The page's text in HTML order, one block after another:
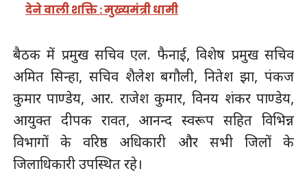
देने वाली शक्ति : मुख्यमंत्री धामी
बैठक में प्रमुख सचिव एल. फैनाई, विशेष प्रमुख सचिव
अमित सिन्हा, सचिव शैलेश बगौली, नितेश झा, पंकज
कुमार पाण्डेय, आर. राजेश कुमार, विनय शंकर पाण्डेय,
आयुक्त दीपक रावत, आनन्द स्वरूप सहित विभिन्न
विभागों के वरिष्ठ अधिकारी और सभी जिलों के
जिलाधिकारी उपस्थित रहे।